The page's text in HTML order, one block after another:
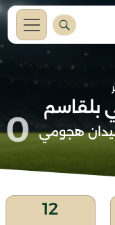
بلقاسم
هجومي 0
12